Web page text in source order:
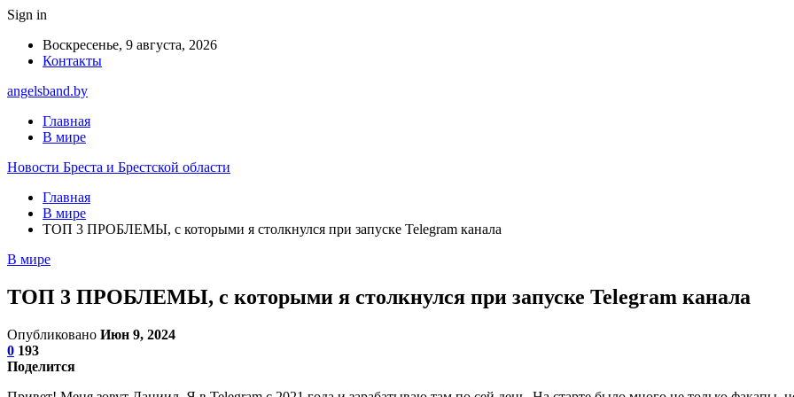
Sign in
Воскресенье, 9 августа, 2026
Контакты
angelsband.by
Главная
В мире
Новости Бреста и Брестской области
Главная
В мире
ТОП 3 ПРОБЛЕМЫ, с которыми я столкнулся при запуске Telegram канала
В мире
ТОП 3 ПРОБЛЕМЫ, с которыми я столкнулся при запуске Telegram канала
Опубликовано Июн 9, 2024
0 193
Поделится